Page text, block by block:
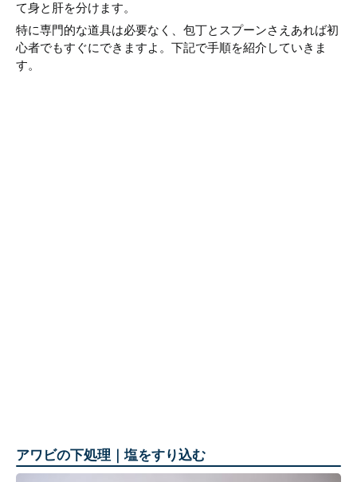
て身と肝を分けます。
特に専門的な道具は必要なく、包丁とスプーンさえあれば初
心者でもすぐにできますよ。下記で手順を紹介していきま
す。
アワビの下処理｜塩をすり込む